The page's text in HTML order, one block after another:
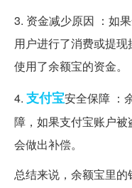
3. 资金减少原因 ：如
用户进行了消费或提
使用了余额宝的资金。
4. 支付宝安全保障 ：
障，如果支付宝账户
会做出补偿。
总结来说，余额宝里